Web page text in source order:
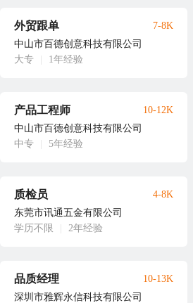
外贸跟单
中山市百德创意科技有限公司
大专
1年经验
7-8K
产品工程师
中山市百德创意科技有限公司
中专
5年经验
10-12K
质检员
东莞市讯通五金有限公司
学历不限
2年经验
4-8K
品质经理
深圳市雅辉永信科技有限公司
10-13K